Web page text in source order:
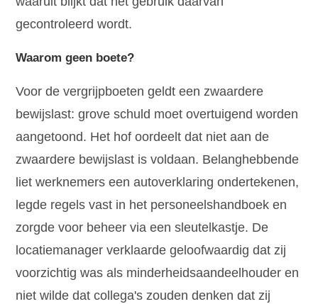
gecontroleerd wordt.
Waarom geen boete?
Voor de vergrijpboeten geldt een zwaardere
bewijslast: grove schuld moet overtuigend worden
aangetoond. Het hof oordeelt dat niet aan de
zwaardere bewijslast is voldaan. Belanghebbende
liet werknemers een autoverklaring ondertekenen,
legde regels vast in het personeelshandboek en
zorgde voor beheer via een sleutelkastje. De
locatiemanager verklaarde geloofwaardig dat zij
voorzichtig was als minderheidsaandeelhouder en
niet wilde dat collega's zouden denken dat zij